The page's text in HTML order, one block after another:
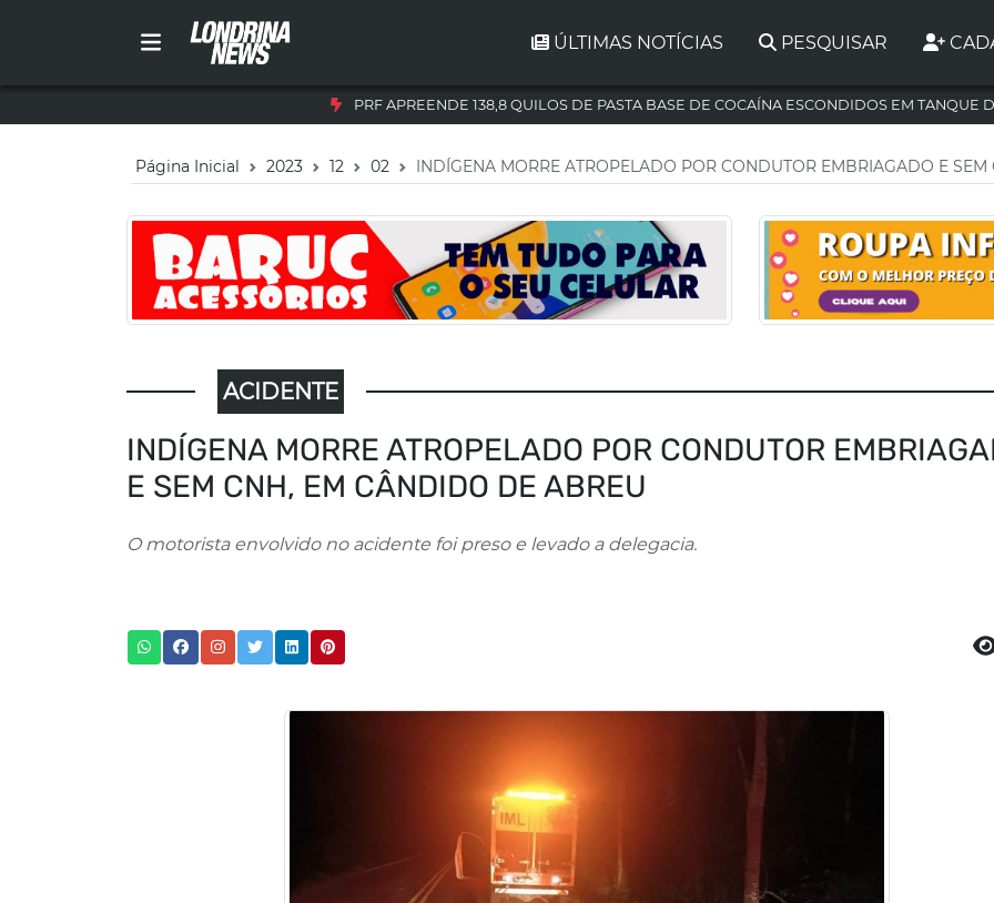
ÚLTIMAS NOTÍCIAS PESQUISAR
PRF APREENDE 138,8 QUILOS DE PASTA BASE DE COCAÍNA ESCONDIDOS EM TANQUE
Página Inicial 2023 12 02 INDÍGENA MORRE ATROPELADO POR CONDUTOR EMBRIAGADO E
ACIDENTE
INDÍGENA MORRE ATROPELADO POR CONDUTOR
E SEM CNH, EM CÂNDIDO DE ABREU
O motorista envolvido no acidente foi preso e levado a delegacia.